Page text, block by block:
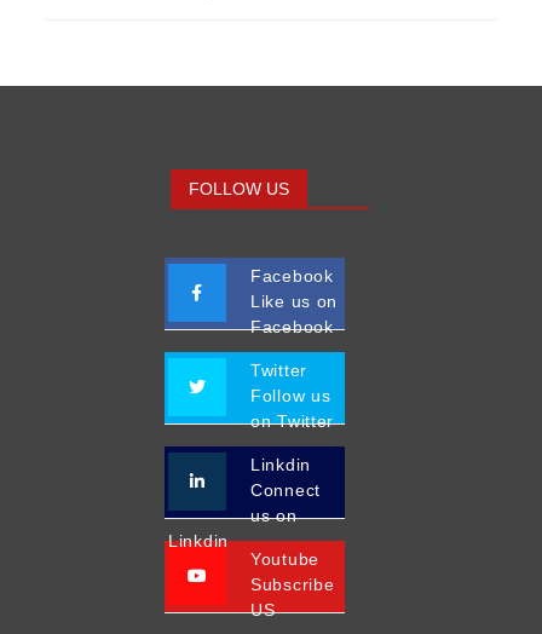
FOLLOW US
Facebook
Like us on
Facebook
Twitter
Follow us
on Twitter
Linkdin
Connect
us on
Linkdin
Youtube
Subscribe
US